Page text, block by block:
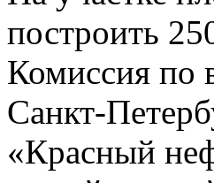
построить
Комиссия по
Санкт-
«Красный